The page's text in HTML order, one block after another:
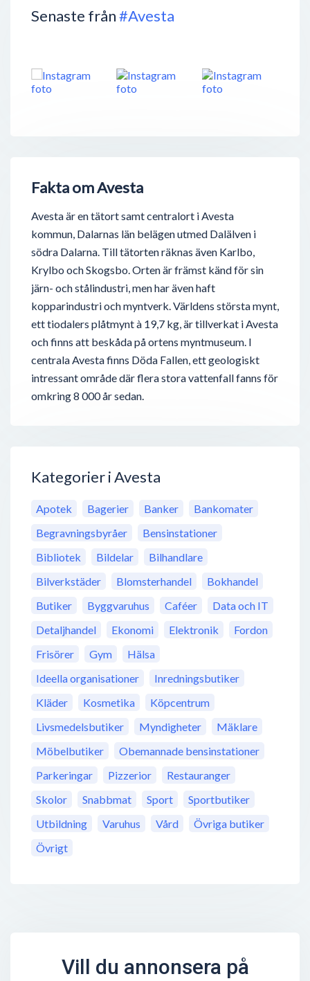
Senaste från#Avesta
Fakta om Avesta
Avesta är en tätort samt centralort i Avesta
kommun, Dalarnas län belägen utmed Dalälven i
södra Dalarna. Till tätorten räknas även Karlbo,
Krylbo och Skogsbo. Orten är främst känd för sin
järn- och stålindustri, men har även haft
kopparindustri och myntverk. Världens största mynt,
ett tiodalers plåtmynt à 19,7 kg, är tillverkat i Avesta
och finns att beskåda på ortens myntmuseum. I
centrala Avesta finns Döda Fallen, ett geologiskt
intressant område där flera stora vattenfall fanns för
omkring 8 000 år sedan.
Kategorier i Avesta
Apotek Bagerier Banker
Bankomater
Begravningsbyråer
Bensinstationer
Bibliotek
Bildelar
Bilhandlare
Bilverkstäder
Blomsterhandel
Bokhandel
Butiker
Byggvaruhus Caféer
Data och IT
Detaljhandel
Ekonomi Elektronik
Fordon
Frisörer
Gym
Hälsa
Ideella organisationer
Inredningsbutiker
Kläder
Kosmetika
Köpcentrum
Livsmedelsbutiker
Myndigheter
Mäklare
Möbelbutiker
Obemannade bensinstationer
Parkeringar
Pizzerior
Restauranger
Skolor
Snabbmat Sport
Sportbutiker
Utbildning
Varuhus Vård
Övriga butiker
Övrigt
Vill du annonsera på